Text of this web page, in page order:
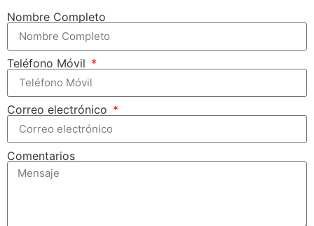
Nombre Completo
Teléfono Móvil
Correo electrónico
Comentarios